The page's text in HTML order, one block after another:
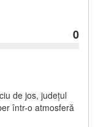
0
de jos, județul
într-o atmosferă